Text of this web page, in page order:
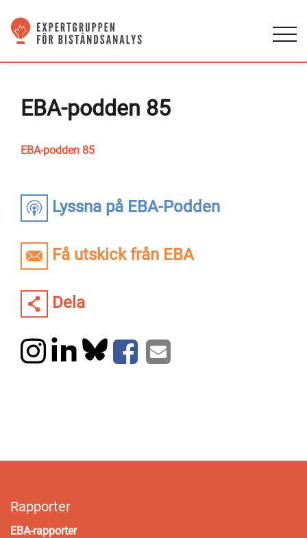
Lyssna på EBA-Podden
Få utskick från EBA
Dela
EBA-podden 85
EBA-podden 85
Rapporter
EBA-rapporter